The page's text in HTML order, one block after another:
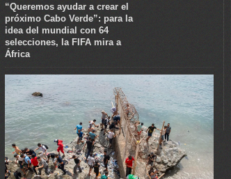
“Queremos ayudar a crear el
próximo Cabo Verde”: para la
idea del mundial con 64
selecciones, la FIFA mira a
África